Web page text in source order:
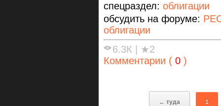
спецраздел: облигации
обсудить на форуме:
облигации
6.3К
★2
Комментарии ( 0 )
← туда 1